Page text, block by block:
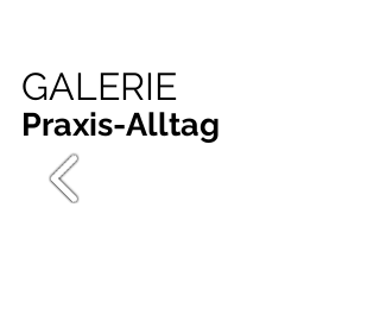
GALERIE
Praxis-Alltag